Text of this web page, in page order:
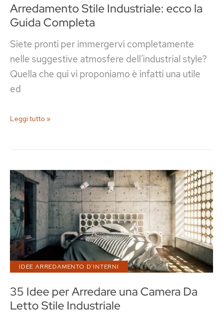
Arredamento Stile Industriale: ecco la
Guida Completa
Siete pronti per immergervi completamente
nelle suggestive atmosfere dell’industrial style?
Quella che qui vi proponiamo è infatti una utile
ed
Arredamento
Industriale:
la
Guida
Completa
Leggi tutto »
35 Idee per Arredare una Camera Da
Letto Stile Industriale
IDEE ARREDAMENTO D'INTERNI